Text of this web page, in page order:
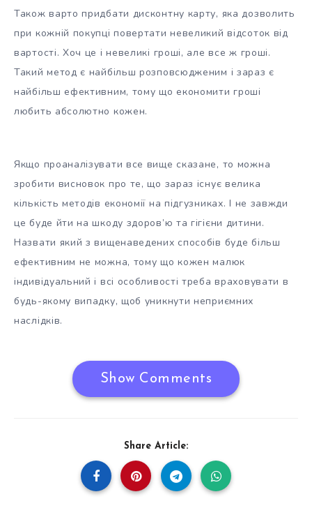
Також варто придбати дисконтну карту, яка дозволить
при кожній покупці повертати невеликий відсоток від
вартості. Хоч це і невеликі гроші, але все ж гроші.
Такий метод є найбільш розповсюдженим і зараз є
найбільш ефективним, тому що економити гроші
любить абсолютно кожен.
Якщо проаналізувати все вище сказане, то можна
зробити висновок про те, що зараз існує велика
кількість методів економії на підгузниках. І не завжди
це буде йти на шкоду здоров’ю та гігієни дитини.
Назвати який з вищенаведених способів буде більш
ефективним не можна, тому що кожен малюк
індивідуальний і всі особливості треба враховувати в
будь-якому випадку, щоб уникнути неприємних
наслідків.
Show Comments
Share Article: